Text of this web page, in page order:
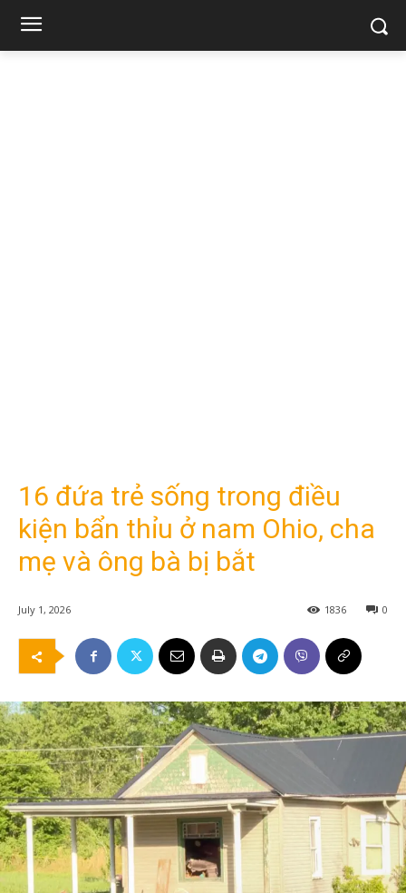
16 đứa trẻ sống trong điều
kiện bẩn thỉu ở nam Ohio, cha
mẹ và ông bà bị bắt
July 1, 2026 0
1836